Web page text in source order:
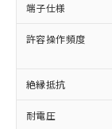
端子仕様
許容操作頻度
絶縁抵抗
耐電圧
(
調査・
非含有
商品です。
非該当
害物質
仕入先
いたも
「○」
「×」：
基準値